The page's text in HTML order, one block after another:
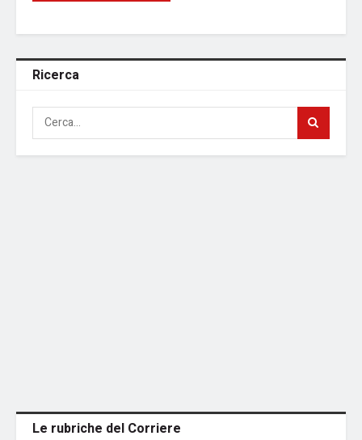
Ricerca
Le rubriche del Corriere